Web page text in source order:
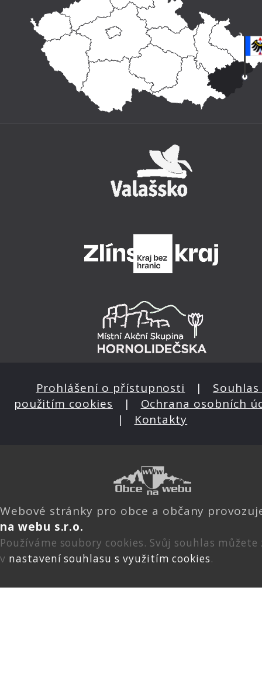
Prohlášení o přístupnosti | Souhlas
použitím cookies | Ochrana osobních
| Kontakty
Webové stránky pro obce a občany
na webu s.r.o.
Používáme soubory cookies. Svůj souhlas
v nastavení souhlasu s využitím cookies.